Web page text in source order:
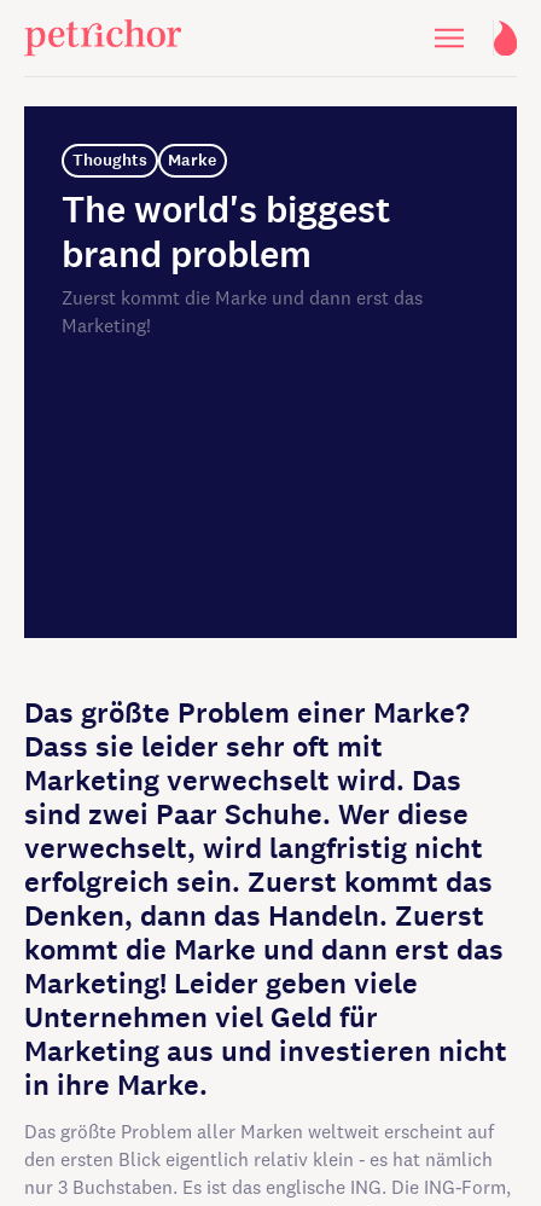
Thoughts Marke
The world's biggest
brand problem
Zuerst kommt die Marke und dann erst das
Marketing!
Das größte Problem einer Marke?
Dass sie leider sehr oft mit
Marketing verwechselt wird. Das
sind zwei Paar Schuhe. Wer diese
verwechselt, wird langfristig nicht
erfolgreich sein. Zuerst kommt das
Denken, dann das Handeln. Zuerst
kommt die Marke und dann erst das
Marketing! Leider geben viele
Unternehmen viel Geld für
Marketing aus und investieren nicht
in ihre Marke.
Das größte Problem aller Marken weltweit erscheint auf
den ersten Blick eigentlich relativ klein - es hat nämlich
nur 3 Buchstaben. Es ist das englische ING. Die ING-Form,